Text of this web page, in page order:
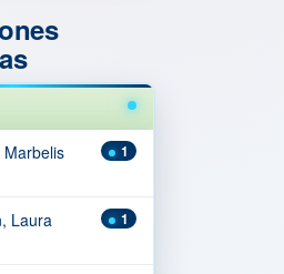
1
1
Laura